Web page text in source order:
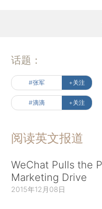
话题：
#张军 +关注
#滴滴 +关注
阅读英文报道
WeChat Pulls the
Marketing Drive
2015年12月08日